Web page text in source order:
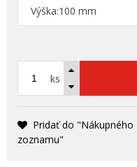
Výška:100 mm
ks
Pridať do "Nákupného
zoznamu"